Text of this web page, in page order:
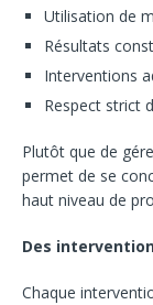
Utilisation de
Résultats
Interventions
Respect strict
Plutôt que de
permet de se
haut niveau de
Des
Chaque